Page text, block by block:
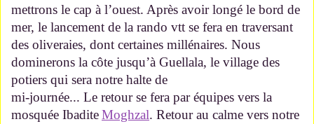
mettrons le cap à l’ouest. Après avoir longé le bord de
mer, le lancement de la rando vtt se fera en traversant
des oliveraies, dont certaines millénaires. Nous
dominerons la côte jusqu’à Guellala, le village des
potiers qui sera notre halte de
mi-journée... Le retour se fera par équipes vers la
mosquée IbaditeMoghzal. Retour au calme vers notre